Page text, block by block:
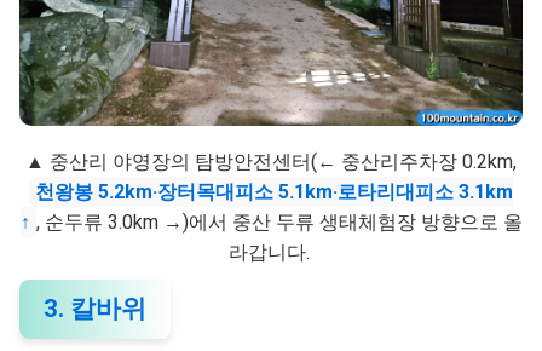
▲ 중산리 야영장의 탐방안전센터(← 중산리주차장 0.2km,
천왕봉 5.2km·장터목대피소 5.1km·로타리대피소 3.1km
↑ , 순두류 3.0km →)에서 중산 두류 생태체험장 방향으로 올
라갑니다.
3. 칼바위